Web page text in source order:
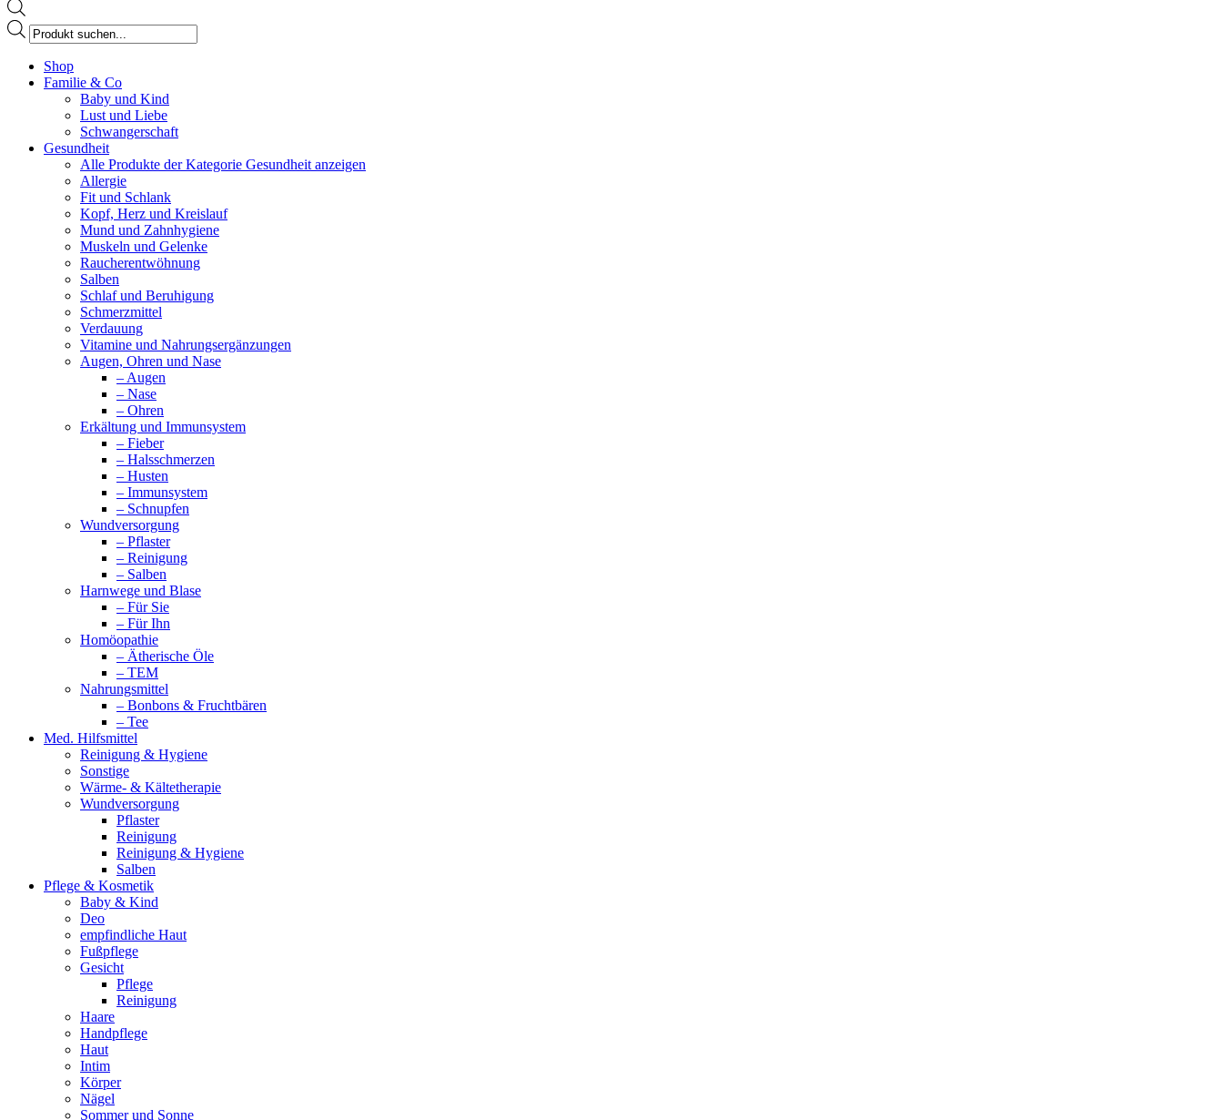
Products
search
page
opens
Shop
Familie & Co
Baby und Kind
Lust und Liebe
Schwangerschaft
Gesundheit
Alle Produkte der Kategorie Gesundheit anzeigen
Allergie
Fit und Schlank
Kopf, Herz und Kreislauf
Mund und Zahnhygiene
Muskeln und Gelenke
Raucherentwöhnung
Salben
Schlaf und Beruhigung
Schmerzmittel
Verdauung
Vitamine und Nahrungsergänzungen
Augen, Ohren und Nase
– Augen
– Nase
– Ohren
Erkältung und Immunsystem
– Fieber
– Halsschmerzen
– Husten
– Immunsystem
– Schnupfen
Wundversorgung
– Pflaster
– Reinigung
– Salben
Harnwege und Blase
– Für Sie
– Für Ihn
Homöopathie
– Ätherische Öle
– TEM
Nahrungsmittel
– Bonbons & Fruchtbären
– Tee
Med. Hilfsmittel
Reinigung & Hygiene
Sonstige
Wärme- & Kältetherapie
Wundversorgung
Pflaster
Reinigung
Reinigung & Hygiene
Salben
Pflege & Kosmetik
Baby & Kind
Deo
empfindliche Haut
Fußpflege
Gesicht
Pflege
Reinigung
Haare
Handpflege
Haut
Intim
Körper
Nägel
Sommer und Sonne